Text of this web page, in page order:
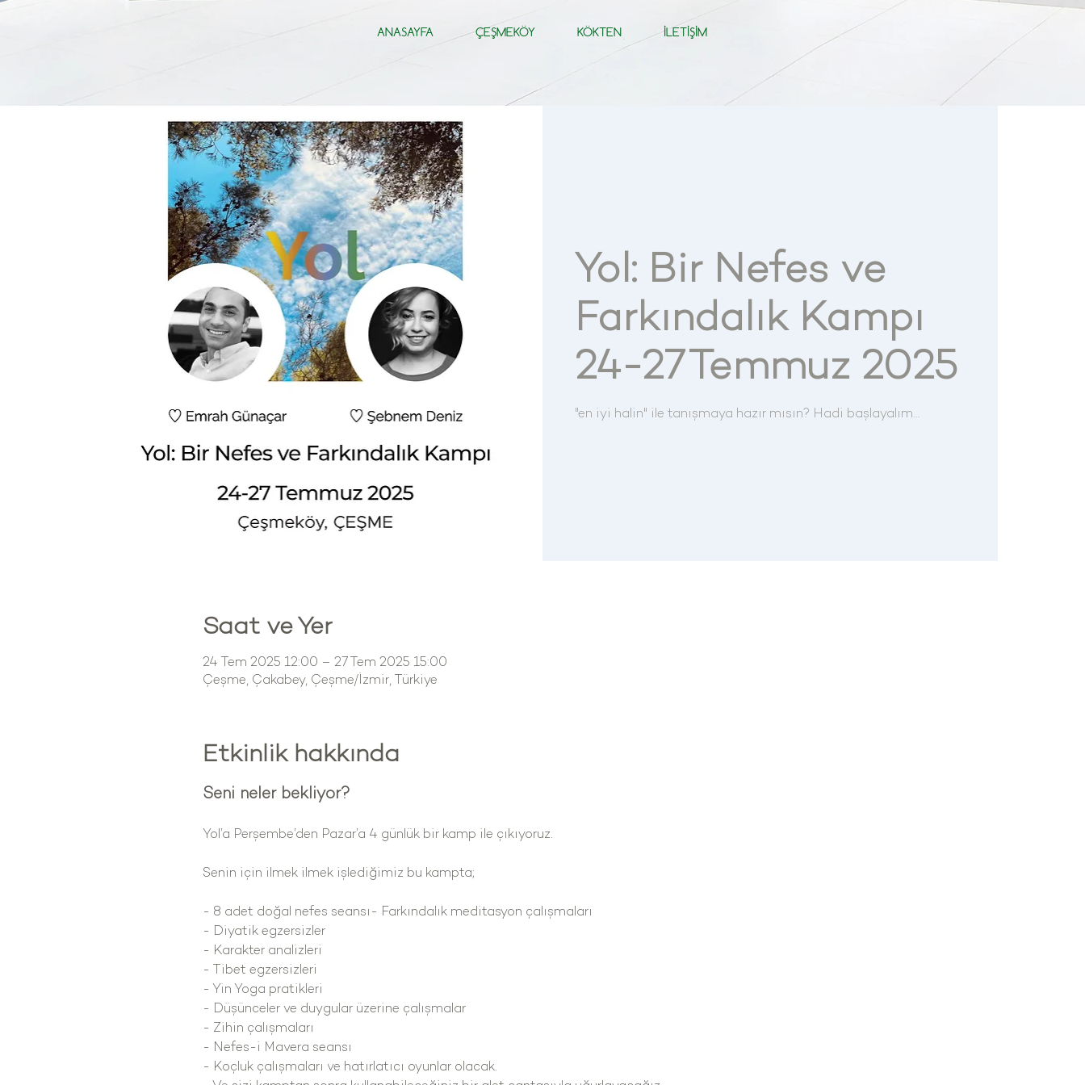
ANASAYFA ÇEŞMEKÖY KÖKTEN İLETİŞİM
Yol: Bir Nefes ve
Farkındalık Kampı
24-27 Temmuz 2025
"en iyi halin" ile tanışmaya hazır mısın? Hadi başlayalım…
Saat ve Yer
24 Tem 2025 12:00 – 27 Tem 2025 15:00
Çeşme, Çakabey, Çeşme/İzmir, Türkiye
Etkinlik hakkında
Seni neler bekliyor?
Yol’a Perşembe’den Pazar’a 4 günlük bir kamp ile çıkıyoruz.
Senin için ilmek ilmek işlediğimiz bu kampta;
- 8 adet doğal nefes seansı- Farkındalık meditasyon çalışmaları
- Diyatik egzersizler
- Karakter analizleri
- Tibet egzersizleri
- Yin Yoga pratikleri
- Düşünceler ve duygular üzerine çalışmalar
- Zihin çalışmaları
- Nefes-i Mavera seansı
- Koçluk çalışmaları ve hatırlatıcı oyunlar olacak.